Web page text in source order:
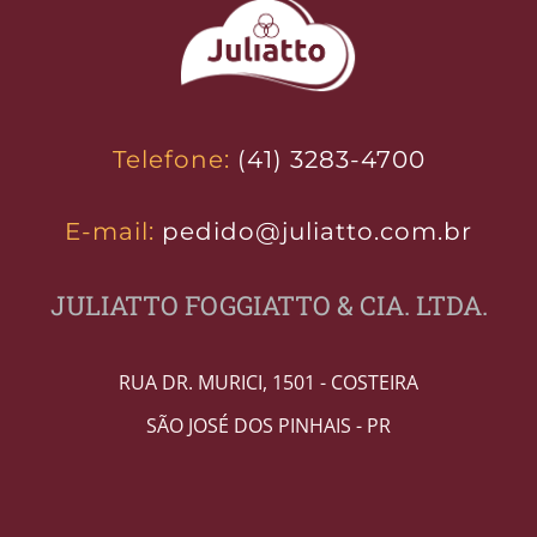
Telefone: (41) 3283-4700
E-mail: pedido@juliatto.com.br
JULIATTO FOGGIATTO & CIA. LTDA.
RUA DR. MURICI, 1501 - COSTEIRA
SÃO JOSÉ DOS PINHAIS - PR